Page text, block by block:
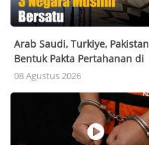
Arab Saudi, Turkiye, Pakistan
Bentuk Pakta Pertahanan di
Tengah Krisis Teluk
08 Agustus 2026